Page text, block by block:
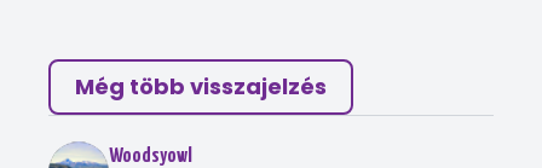
Még több visszajelzés
Woodsyowl